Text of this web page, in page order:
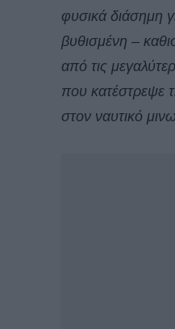
φυσικά διάσημη
βυθισμένη –
από τις
που κατέστρεψε
στον ναυτικό